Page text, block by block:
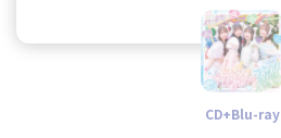
CD+Blu-ray